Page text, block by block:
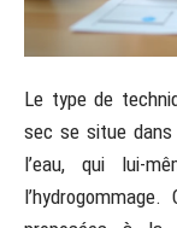
Le type de
sec se situe
l’eau, qui lui-